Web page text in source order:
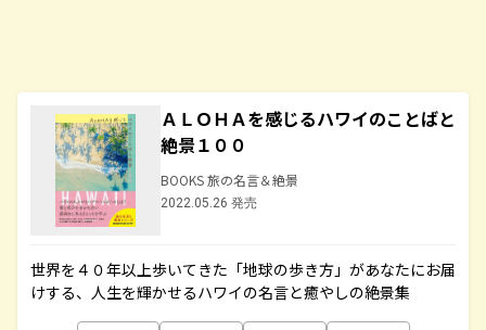
ＡＬＯＨＡを感じるハワイのことばと
絶景１００
BOOKS 旅の名言＆絶景
2022.05.26 発売
世界を４０年以上歩いてきた「地球の歩き方」があなたにお届
けする、人生を輝かせるハワイの名言と癒やしの絶景集